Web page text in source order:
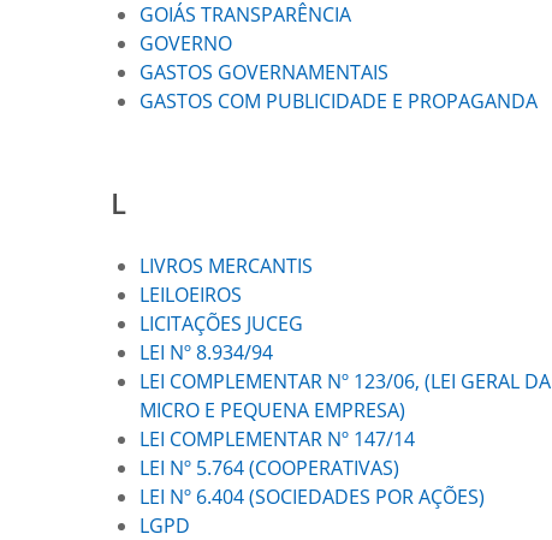
GOIÁS TRANSPARÊNCIA
GOVERNO
GASTOS GOVERNAMENTAIS
GASTOS COM PUBLICIDADE E PROPAGANDA
L
LIVROS MERCANTIS
LEILOEIROS
LICITAÇÕES JUCEG
LEI Nº 8.934/94
LEI COMPLEMENTAR Nº 123/06, (LEI GERAL DA
MICRO E PEQUENA EMPRESA)
LEI COMPLEMENTAR Nº 147/14
LEI Nº 5.764 (COOPERATIVAS)
LEI Nº 6.404 (SOCIEDADES POR AÇÕES)
LGPD